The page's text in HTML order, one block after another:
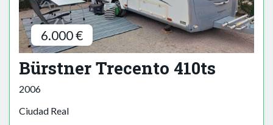
6.000 €
Bürstner Trecento 410ts
2006
Ciudad Real